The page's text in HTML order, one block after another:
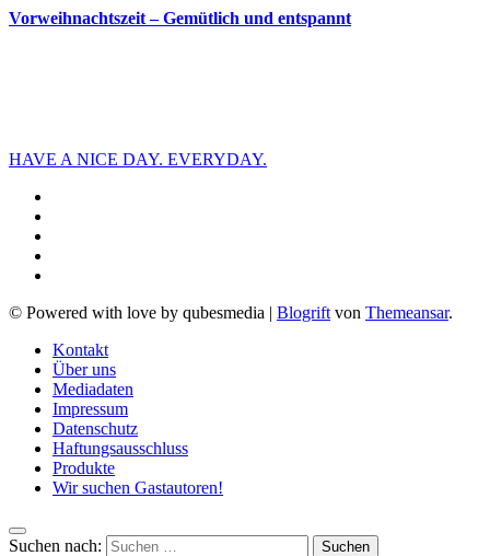
Vorweihnachtszeit – Gemütlich und entspannt
HAVE A NICE DAY. EVERYDAY.
© Powered with love by qubesmedia | Blogrift von Themeansar.
Kontakt
Über uns
Mediadaten
Impressum
Datenschutz
Haftungsausschluss
Produkte
Wir suchen Gastautoren!
Suchen nach: